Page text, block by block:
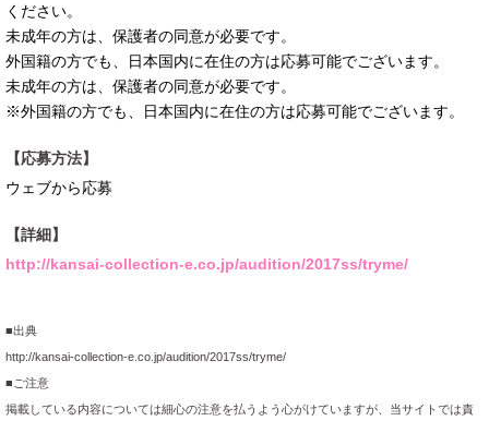
ください。
未成年の方は、保護者の同意が必要です。
外国籍の方でも、日本国内に在住の方は応募可能でございます。
未成年の方は、保護者の同意が必要です。
※外国籍の方でも、日本国内に在住の方は応募可能でございます。
【応募方法】
ウェブから応募
【詳細】
http://kansai-collection-e.co.jp/audition/2017ss/tryme/
■出典
http://kansai-collection-e.co.jp/audition/2017ss/tryme/
■ご注意
掲載している内容については細心の注意を払うよう心がけていますが、当サイトでは責